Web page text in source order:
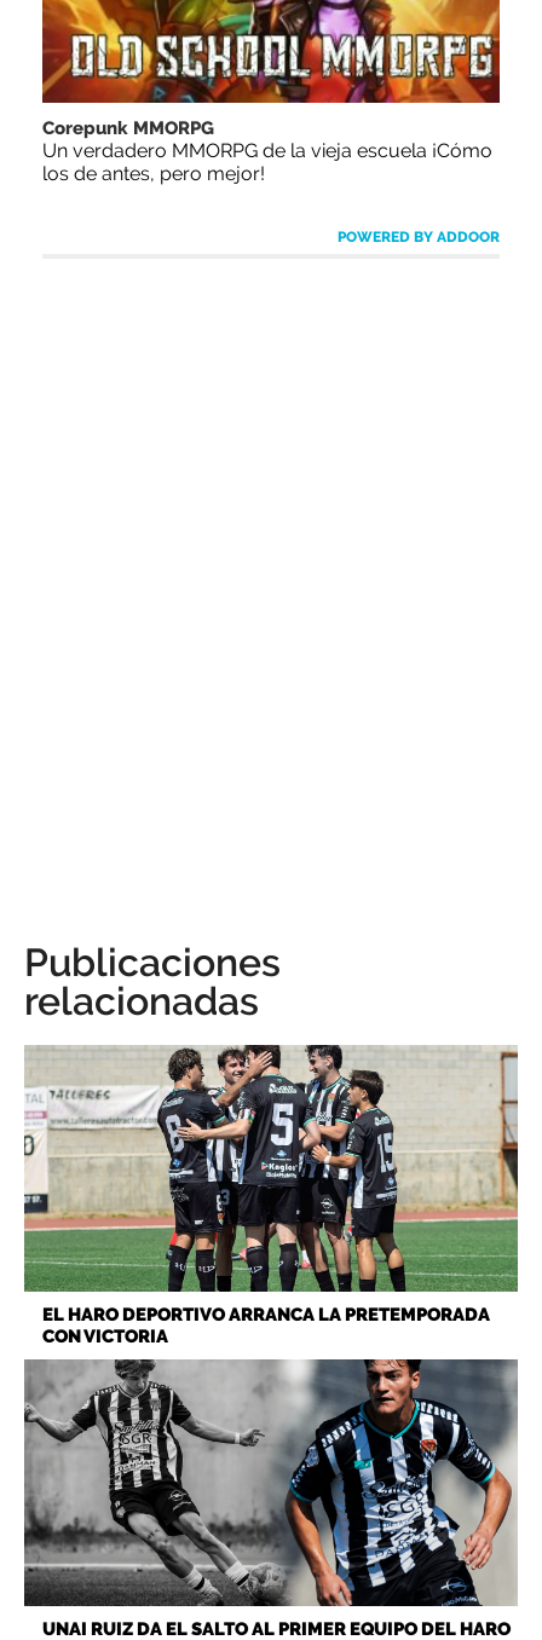
Corepunk MMORPG
Un verdadero MMORPG de la vieja escuela ¡Cómo
los de antes, pero mejor!
POWERED BY ADDOOR
Publicaciones
relacionadas
EL HARO DEPORTIVO ARRANCA LA PRETEMPORADA
CON VICTORIA
UNAI RUIZ DA EL SALTO AL PRIMER EQUIPO DEL HARO